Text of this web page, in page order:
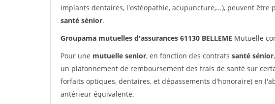
implants dentaires, l'ostéopathie, acupuncture,...), peuvent être
santé sénior.
Groupama mutuelles d'assurances 61130 BELLEME Mutuelle
Pour une mutuelle senior, en fonction des contrats santé sénior
un plafonnement de remboursement des frais de santé sur
forfaits optiques, dentaires, et dépassements d'honoraire) en
antérieur équivalente.